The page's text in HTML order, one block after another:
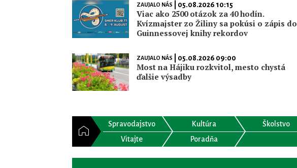
ZAUJALO NÁS | 05.08.2026 10:15
Viac ako 2500 otázok za 40 hodín.
Kvízmajster zo Žiliny sa pokúsi o zápis do
Guinnessovej knihy rekordov
ZAUJALO NÁS | 05.08.2026 09:00
Most na Hájiku rozkvitol, mesto chystá
ďalšie výsadby
Spravodajstvo Kultúra Školstvo
Vitajte
Poradňa